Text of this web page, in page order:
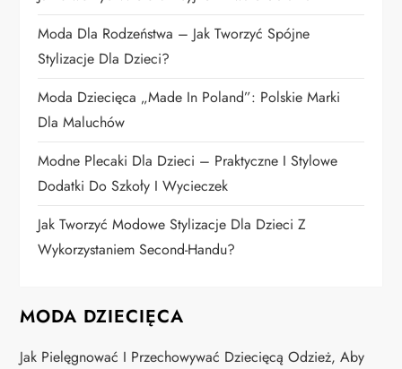
p
i
s
u
Moda Dla Rodzeństwa – Jak Tworzyć Spójne
Stylizacje Dla Dzieci?
Moda Dziecięca „Made In Poland”: Polskie Marki
Dla Maluchów
Modne Plecaki Dla Dzieci – Praktyczne I Stylowe
Dodatki Do Szkoły I Wycieczek
Jak Tworzyć Modowe Stylizacje Dla Dzieci Z
Wykorzystaniem Second-Handu?
MODA DZIECIĘCA
Jak Pielęgnować I Przechowywać Dziecięcą Odzież, Aby